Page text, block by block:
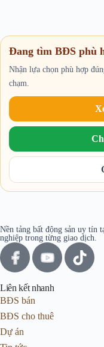
Đang tìm BĐS phù
Nhận lựa chọn phù hợp
chạm.
Nền tảng bất động sản uy tín
nghiệp trong từng giao dịch.
Liên kết nhanh
BĐS bán
BĐS cho thuê
Dự án